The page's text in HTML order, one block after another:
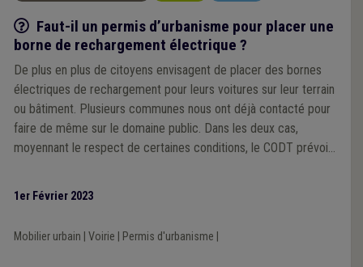
Q/R
Faut-il un permis d’urbanisme pour placer une
borne de rechargement électrique ?
De plus en plus de citoyens envisagent de placer des bornes
électriques de rechargement pour leurs voitures sur leur terrain
ou bâtiment. Plusieurs communes nous ont déjà contacté pour
faire de même sur le domaine public. Dans les deux cas,
moyennant le respect de certaines conditions, le CODT prévoit
1er Février 2023
Mobilier urbain Voirie Permis d'urbanisme